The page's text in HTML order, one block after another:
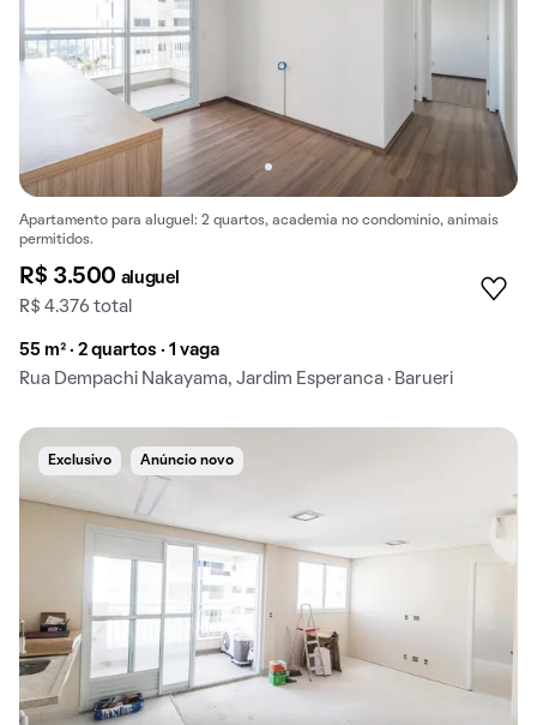
Apartamento para aluguel: 2 quartos, academia no condomínio, animais
permitidos.
R$ 3.500 aluguel
R$ 4.376 total
55 m² · 2 quartos · 1 vaga
Rua Dempachi Nakayama, Jardim Esperanca · Barueri
Exclusivo Anúncio novo